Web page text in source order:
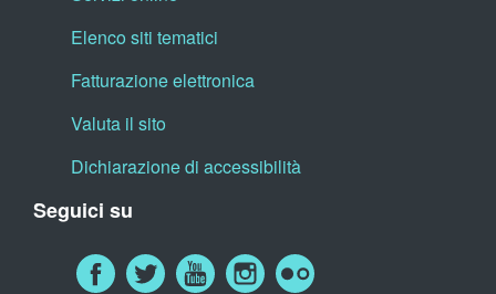
Elenco siti tematici
Fatturazione elettronica
Valuta il sito
Dichiarazione di accessibilità
Seguici su